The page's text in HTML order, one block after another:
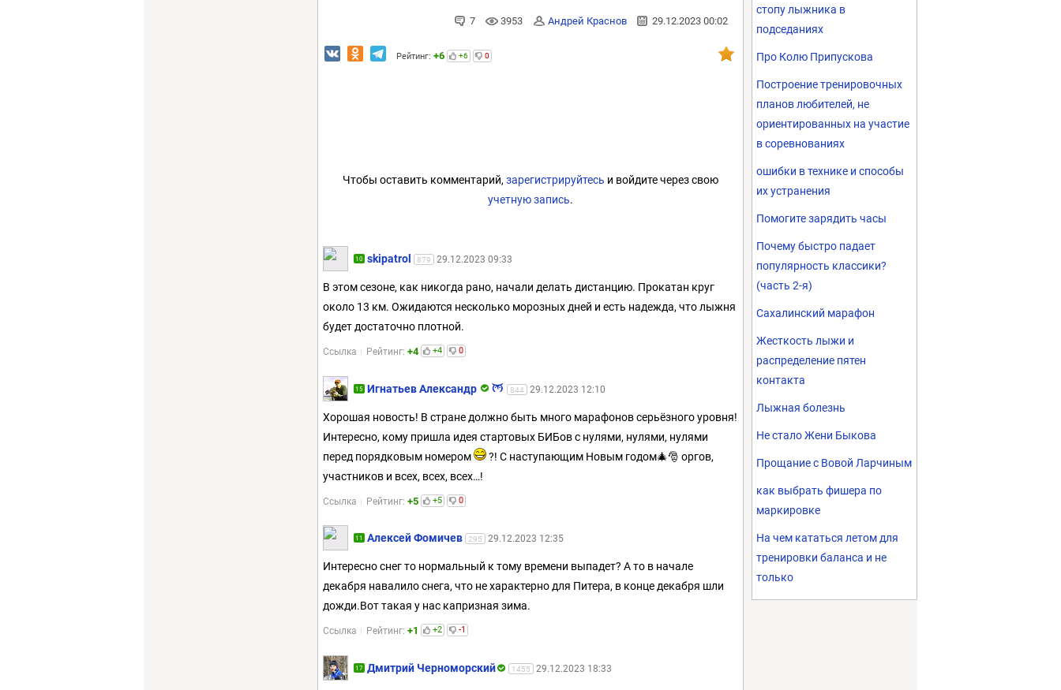
7 3953 Андрей Краснов 29.12.2023 00:02
Рейтинг: +6 +6 0
Чтобы оставить комментарий, зарегистрируйтесь и войдите через свою
учетную запись.
10 skipatrol 879 29.12.2023 09:33
В этом сезоне, как никогда рано, начали делать дистанцию. Прокатан круг
около 13 км. Ожидаются несколько морозных дней и есть надежда, что лыжня
будет достаточно плотной.
Ссылка Рейтинг: +4 +4 0
15 Игнатьев Александр 844 29.12.2023 12:10
Хорошая новость! В стране должно быть много марафонов серьёзного уровня!
Интересно, кому пришла идея стартовых БИБов с нулями, нулями, нулями
перед порядковым номером
?! С наступающим Новым годом🎄🎅 оргов,
участников и всех, всех, всех…!
Ссылка Рейтинг: +5 +5 0
11 Алексей Фомичев 295 29.12.2023 12:35
Интересно снег то нормальный к тому времени выпадет? А то в начале
декабря навалило снега, что не характерно для Питера, в конце декабря шли
дожди.Вот такая у нас капризная зима.
Ссылка Рейтинг: +1 +2 -1
17 Дмитрий Черноморский 1455 29.12.2023 18:33
стопу лыжника в
подседаниях
Про Колю Припускова
Построение тренировочных
планов любителей, не
ориентированных на участие
в соревнованиях
ошибки в технике и способы
их устранения
Помогите зарядить часы
Почему быстро падает
популярность классики?
(часть 2-я)
Сахалинский марафон
Жесткость лыжи и
распределение пятен
контакта
Лыжная болезнь
Не стало Жени Быкова
Прощание с Вовой Ларчиным
как выбрать фишера по
маркировке
На чем кататься летом для
тренировки баланса и не
только